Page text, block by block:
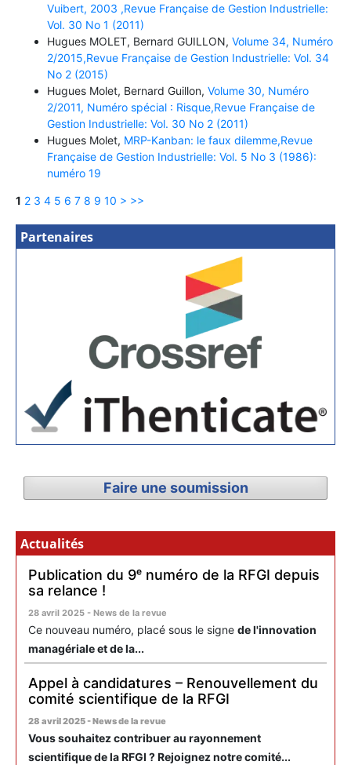
Vuibert, 2003 ,Revue Française de Gestion Industrielle:
Vol. 30 No 1 (2011)
Hugues MOLET, Bernard GUILLON, Volume 34, Numéro
2/2015,Revue Française de Gestion Industrielle: Vol. 34
No 2 (2015)
Hugues Molet, Bernard Guillon, Volume 30, Numéro
2/2011, Numéro spécial : Risque,Revue Française de
Gestion Industrielle: Vol. 30 No 2 (2011)
Hugues Molet, MRP-Kanban: le faux dilemme,Revue
Française de Gestion Industrielle: Vol. 5 No 3 (1986):
numéro 19
1 2 3 4 5 6 7 8 9 10 > >>
Partenaires
Faire une soumission
Actualités
Publication du 9ᵉ numéro de la RFGI depuis
sa relance !
28 avril 2025 - News de la revue
Ce nouveau numéro, placé sous le signe de l'innovation
managériale et de la...
Appel à candidatures – Renouvellement du
comité scientifique de la RFGI
28 avril 2025 - News de la revue
Vous souhaitez contribuer au rayonnement
scientifique de la RFGI ? Rejoignez notre comité...